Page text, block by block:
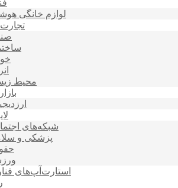
لوازم خانگی
محیط
شبکه‌های
پزشکی و
استارت‌آپ‌های